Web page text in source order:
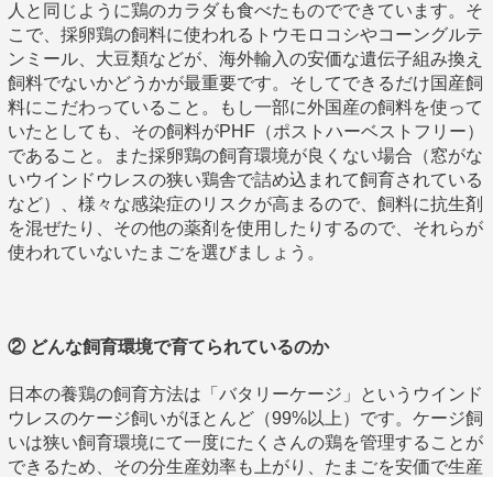
人と同じように鶏のカラダも食べたものでできています。そ
こで、採卵鶏の飼料に使われるトウモロコシやコーングルテ
ンミール、大豆類などが、海外輸入の安価な遺伝子組み換え
飼料でないかどうかが最重要です。そしてできるだけ国産飼
料にこだわっていること。もし一部に外国産の飼料を使って
いたとしても、その飼料がPHF（ポストハーベストフリー）
であること。また採卵鶏の飼育環境が良くない場合（窓がな
いウインドウレスの狭い鶏舎で詰め込まれて飼育されている
など）、様々な感染症のリスクが高まるので、飼料に抗生剤
を混ぜたり、その他の薬剤を使用したりするので、それらが
使われていないたまごを選びましょう。
② どんな飼育環境で育てられているのか
日本の養鶏の飼育方法は「バタリーケージ」というウインド
ウレスのケージ飼いがほとんど（99%以上）です。ケージ飼
いは狭い飼育環境にて一度にたくさんの鶏を管理することが
できるため、その分生産効率も上がり、たまごを安価で生産